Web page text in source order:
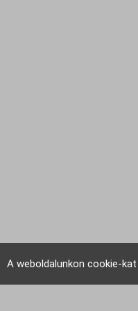
A weboldalunkon cookie-